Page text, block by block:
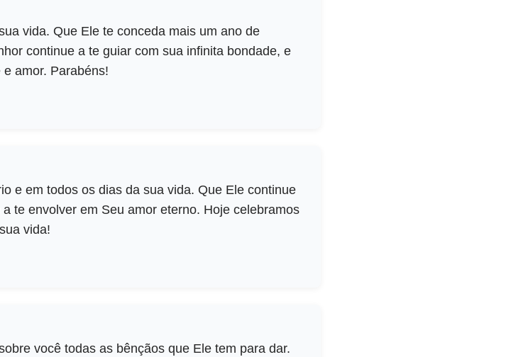
vida. Que Ele te conceda mais um ano de
continue a te guiar com sua infinita bondade, e
amor. Parabéns!
e em todos os dias da sua vida. Que Ele continue
te envolver em Seu amor eterno. Hoje celebramos
vida!
você todas as bênçãos que Ele tem para dar.